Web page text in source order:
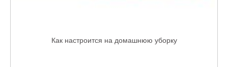
Как настроится на домашнюю уборку